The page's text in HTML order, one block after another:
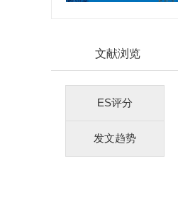
文献浏览
ES评分
发文趋势